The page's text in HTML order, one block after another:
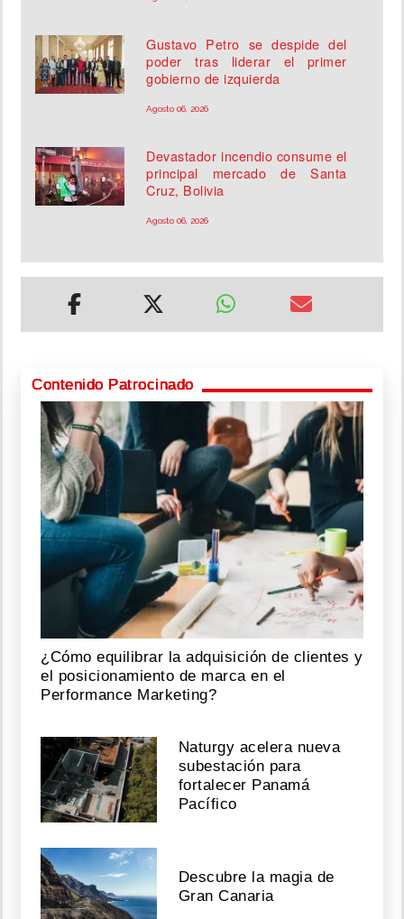
Gustavo Petro se despide del
poder tras liderar el primer
gobierno de izquierda
Agosto 06, 2026
Devastador incendio consume el
principal mercado de Santa
Cruz, Bolivia
Agosto 06, 2026
Contenido Patrocinado
¿Cómo equilibrar la adquisición de clientes y
el posicionamiento de marca en el
Performance Marketing?
Naturgy acelera nueva
subestación para
fortalecer Panamá
Pacífico
Descubre la magia de
Gran Canaria